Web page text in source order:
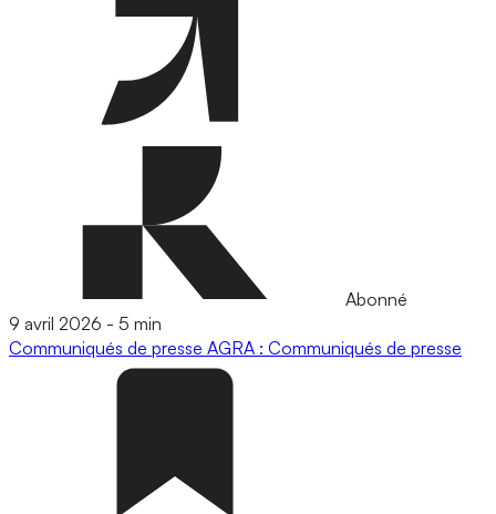
Abonné
9 avril 2026 - 5 min
Communiqués de presse AGRA : Communiqués de presse